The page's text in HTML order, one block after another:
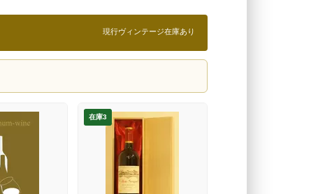
現行ヴィンテージ在庫あり
在庫3